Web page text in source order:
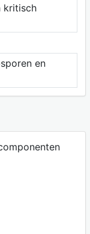
kritisch
en